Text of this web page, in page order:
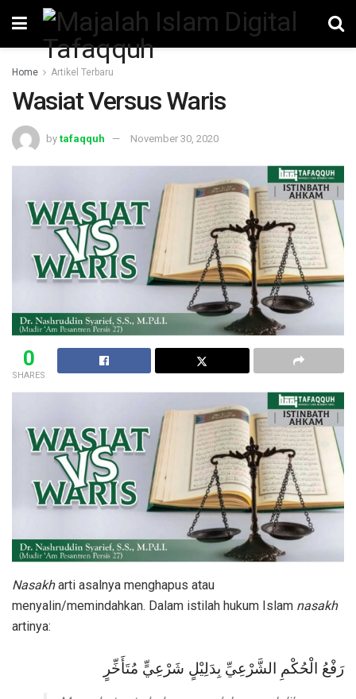
Home Artikel Terbaru
Wasiat Versus Waris
by tafaqquh November 30, 2020
0
SHARES
Nasakharti asalnya menghapus atau
menyalin/memindahkan. Dalam istilah hukum Islam nasakh
artinya:
رَفْعُ الْحُكْمِ الشَّرْعِيِّ بِدَلِيْلٍ شَرْعِيٍّ مُتَأَخِّرٍ